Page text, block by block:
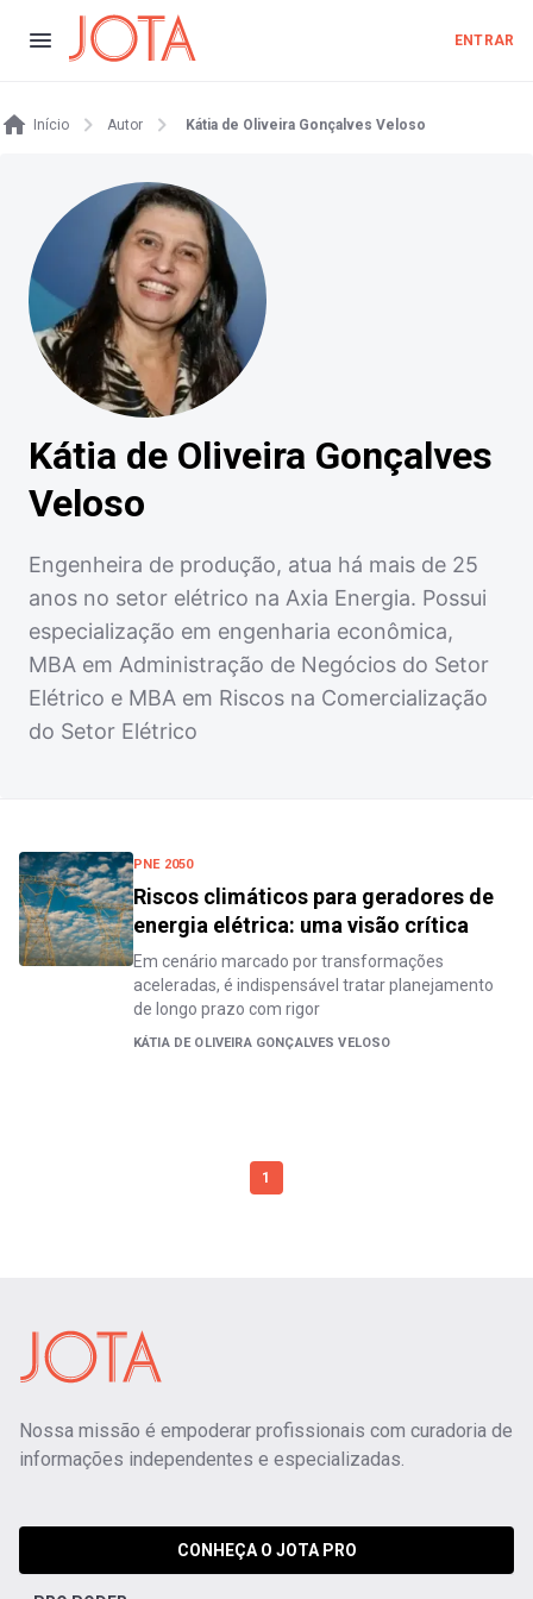
ENTRAR
Início Autor Kátia de Oliveira Gonçalves Veloso
Kátia de Oliveira Gonçalves
Veloso
Engenheira de produção, atua há mais de 25
anos no setor elétrico na Axia Energia. Possui
especialização em engenharia econômica,
MBA em Administração de Negócios do Setor
Elétrico e MBA em Riscos na Comercialização
do Setor Elétrico
PNE 2050
Riscos climáticos para geradores de
energia elétrica: uma visão crítica
Em cenário marcado por transformações
aceleradas, é indispensável tratar planejamento
de longo prazo com rigor
KÁTIA DE OLIVEIRA GONÇALVES VELOSO
1
Nossa missão é empoderar profissionais com curadoria de
informações independentes e especializadas.
CONHEÇA O JOTA PRO